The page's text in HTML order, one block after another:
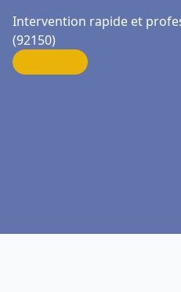
Intervention rapide et
(92150)